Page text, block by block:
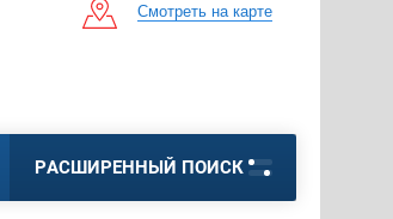
Смотреть на карте
РАСШИРЕННЫЙ ПОИСК